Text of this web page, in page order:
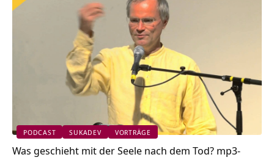
PODCAST SUKADEV VORTRÄGE
Was geschieht mit der Seele nach dem Tod? mp3-